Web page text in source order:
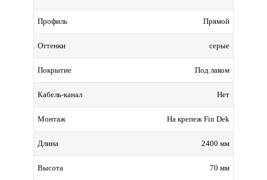
Профиль Прямой
Оттенки серые
Покрытие Под лаком
Кабель-канал Нет
Монтаж На крепеж Fin Dek
Длина 2400 мм
Высота 70 мм